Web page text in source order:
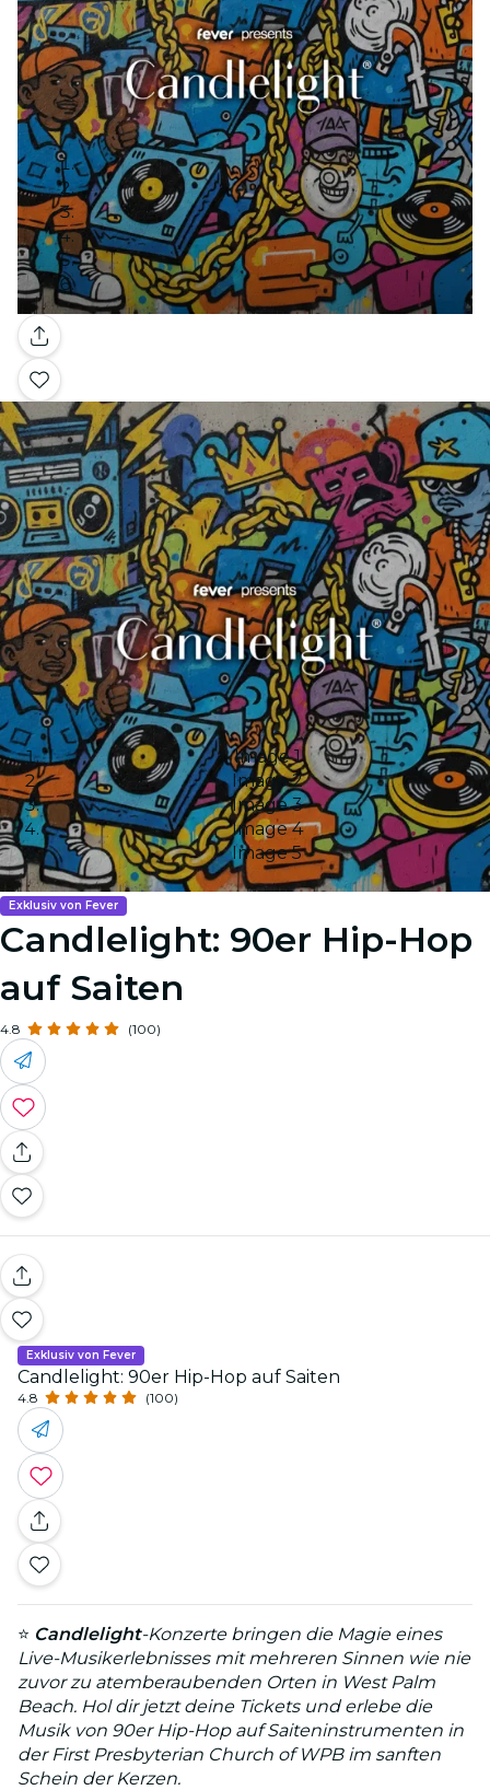
Galerie
Image 1
Image 2
Image 3
Image 4
Image 5
Exklusiv von Fever
Candlelight: 90er Hip-Hop
auf Saiten
4.8 (100)
Exklusiv von Fever
Candlelight: 90er Hip-Hop auf Saiten
4.8 (100)
⭐ Candlelight-Konzerte bringen die Magie eines
Live-Musikerlebnisses mit mehreren Sinnen wie nie
zuvor zu atemberaubenden Orten in West Palm
Beach. Hol dir jetzt deine Tickets und erlebe die
Musik von 90er Hip-Hop auf Saiteninstrumenten in
der First Presbyterian Church of WPB im sanften
Schein der Kerzen.